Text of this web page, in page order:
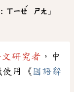
ㄒㄧㄝ
ˊ
ㄕㄤ 」
研究者 ，中
使用《 國語辭